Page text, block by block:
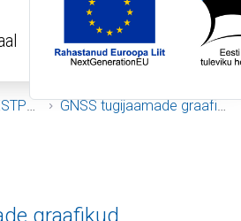
GNSS tugijaamade graafikud
graafikud